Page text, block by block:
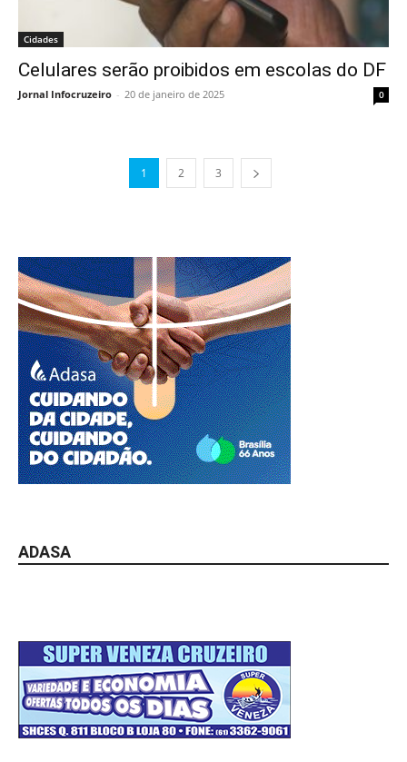
Cidades
Celulares serão proibidos em escolas do DF
Jornal Infocruzeiro - 20 de janeiro de 2025 0
1 2 3
ADASA